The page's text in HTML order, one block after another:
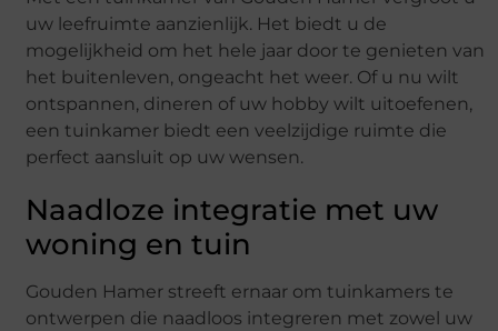
uw leefruimte aanzienlijk. Het biedt u de
mogelijkheid om het hele jaar door te genieten van
het buitenleven, ongeacht het weer. Of u nu wilt
ontspannen, dineren of uw hobby wilt uitoefenen,
een tuinkamer biedt een veelzijdige ruimte die
perfect aansluit op uw wensen.
Naadloze integratie met uw
woning en tuin
Gouden Hamer streeft ernaar om tuinkamers te
ontwerpen die naadloos integreren met zowel uw